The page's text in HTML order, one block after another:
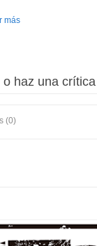
más
haz una crítica
(0)